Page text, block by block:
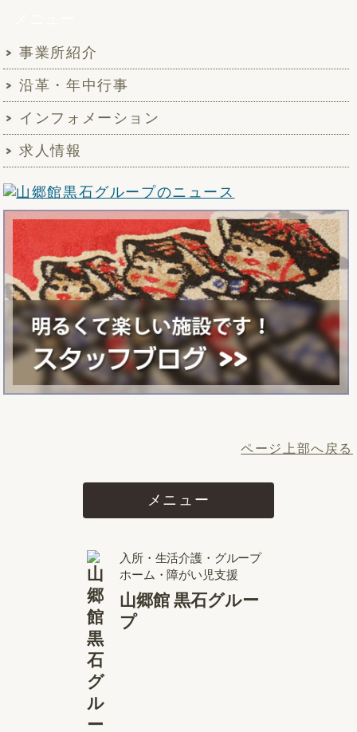
事業所紹介
沿革・年中行事
インフォメーション
求人情報
ページ上部へ戻る
メニュー
入所・生活介護・グループ
ホーム・障がい児支援
山郷館 黒石グルー
プ